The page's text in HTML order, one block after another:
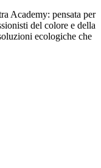
Academy: pensata per
del colore e della
ecologiche che